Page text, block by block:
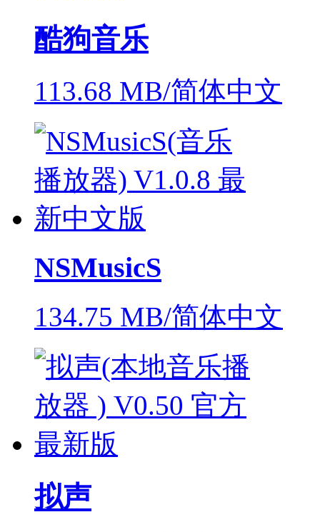
酷狗音乐
113.68 MB/简体中文
NSMusicS
134.75 MB/简体中文
拟声